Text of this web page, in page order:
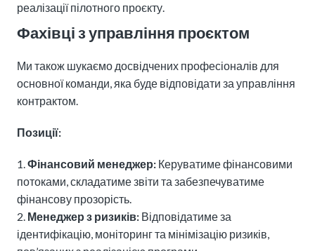
реалізації пілотного проєкту.
Фахівці з управління проєктом
Ми також шукаємо досвідчених професіоналів для
основної команди, яка буде відповідати за управління
контрактом.
Позиції:
Фінансовий менеджер: Керуватиме фінансовими
потоками, складатиме звіти та забезпечуватиме
фінансову прозорість.
Менеджер з ризиків: Відповідатиме за
ідентифікацію, моніторинг та мінімізацію ризиків,